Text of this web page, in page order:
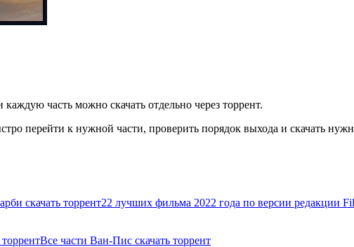
часть можно скачать отдельно через торрент.
перейти к нужной части, проверить порядок выхода и скачать
скачать торрент22 лучших фильма 2022 года по версии редакции
Все части Ван-Пис скачать торрент